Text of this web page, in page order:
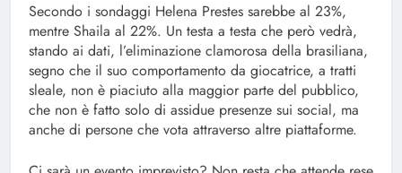
Secondo i sondaggi Helena Prestes sarebbe al 23%,
mentre Shaila al 22%. Un testa a testa che però vedrà,
stando ai dati, l’eliminazione clamorosa della brasiliana,
segno che il suo comportamento da giocatrice, a tratti
sleale, non è piaciuto alla maggior parte del pubblico,
che non è fatto solo di assidue presenze sui social, ma
anche di persone che vota attraverso altre piattaforme.